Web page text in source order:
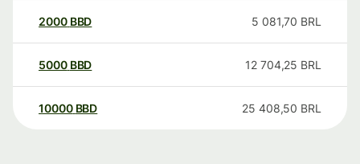
2000 BBD 5 081,70 BRL
5000 BBD 12 704,25 BRL
10000 BBD 25 408,50 BRL